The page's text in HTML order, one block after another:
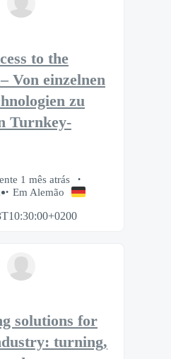
to the
Von einzelnen
zu
Turnkey-
1 mês atrás
Em Alemão
solutions for
turning,